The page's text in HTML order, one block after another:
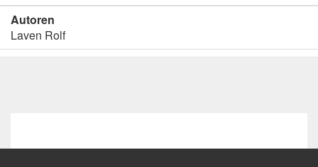
Autoren
Laven Rolf